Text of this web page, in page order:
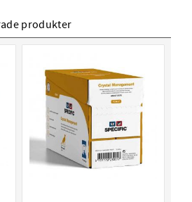
produkter